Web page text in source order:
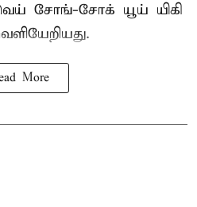
சோங்-சோக் யூய் யிகி
More